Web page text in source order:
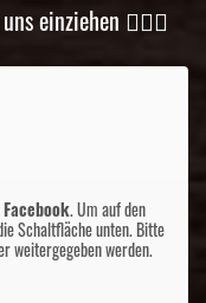
einziehen 🤷🏼‍♀️
Facebook. Um auf den
Schaltfläche unten. Bitte
weitergegeben werden.